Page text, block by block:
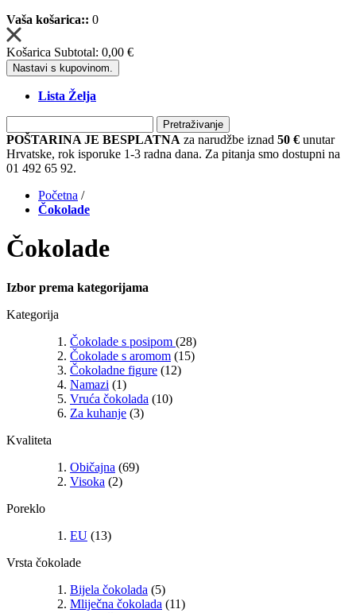
Vaša košarica:: 0
Košarica Subtotal: 0,00 €
Nastavi s kupovinom.
Lista Želja
Pretraživanje
POŠTARINA JE BESPLATNA za narudžbe iznad 50 € unutar
Hrvatske, rok isporuke 1-3 radna dana. Za pitanja smo dostupni na
01 492 65 92.
Početna /
Čokolade
Čokolade
Izbor prema kategorijama
Kategorija
Čokolade s posipom (28)
Čokolade s aromom (15)
Čokoladne figure (12)
Namazi (1)
Vruća čokolada (10)
Za kuhanje (3)
Kvaliteta
Običajna (69)
Visoka (2)
Poreklo
EU (13)
Vrsta čokolade
Bijela čokolada (5)
Mliječna čokolada (11)